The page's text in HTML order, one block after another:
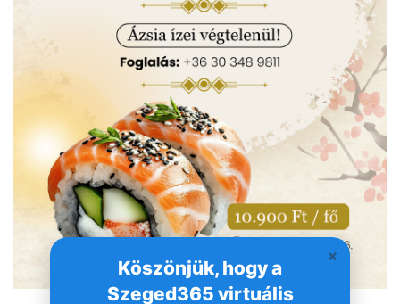
Köszönjük, hogy a
Szeged365 virtuális